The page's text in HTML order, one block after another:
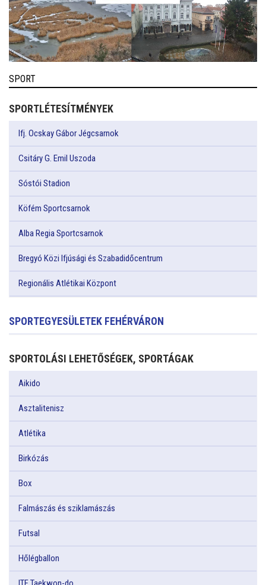
SPORT
SPORTLÉTESÍTMÉNYEK
Ifj. Ocskay Gábor Jégcsarnok
Csitáry G. Emil Uszoda
Sóstói Stadion
Köfém Sportcsarnok
Alba Regia Sportcsarnok
Bregyó Közi Ifjúsági és Szabadidőcentrum
Regionális Atlétikai Központ
SPORTEGYESÜLETEK FEHÉRVÁRON
SPORTOLÁSI LEHETŐSÉGEK, SPORTÁGAK
Aikido
Asztalitenisz
Atlétika
Birkózás
Box
Falmászás és sziklamászás
Futsal
Hőlégballon